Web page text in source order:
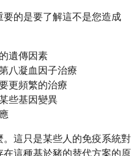
的是要了解這不是您造成
遺傳因素
八凝血因子治療
更頻繁的治療
些基因變異
這只是某些人的免疫系統對
這種基於豬的替代方案的原